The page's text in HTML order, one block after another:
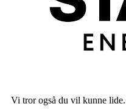
Vi tror også du vil kunne lide.